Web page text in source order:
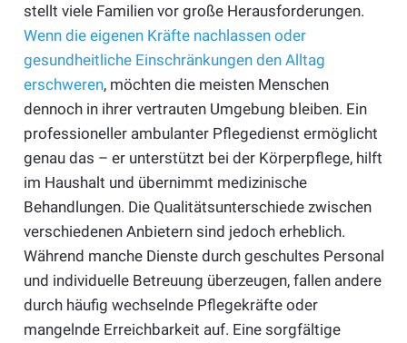
stellt viele Familien vor große Herausforderungen.
Wenn die eigenen Kräfte nachlassen oder
gesundheitliche Einschränkungen den Alltag
erschweren, möchten die meisten Menschen
dennoch in ihrer vertrauten Umgebung bleiben. Ein
professioneller ambulanter Pflegedienst ermöglicht
genau das – er unterstützt bei der Körperpflege, hilft
im Haushalt und übernimmt medizinische
Behandlungen. Die Qualitätsunterschiede zwischen
verschiedenen Anbietern sind jedoch erheblich.
Während manche Dienste durch geschultes Personal
und individuelle Betreuung überzeugen, fallen andere
durch häufig wechselnde Pflegekräfte oder
mangelnde Erreichbarkeit auf. Eine sorgfältige